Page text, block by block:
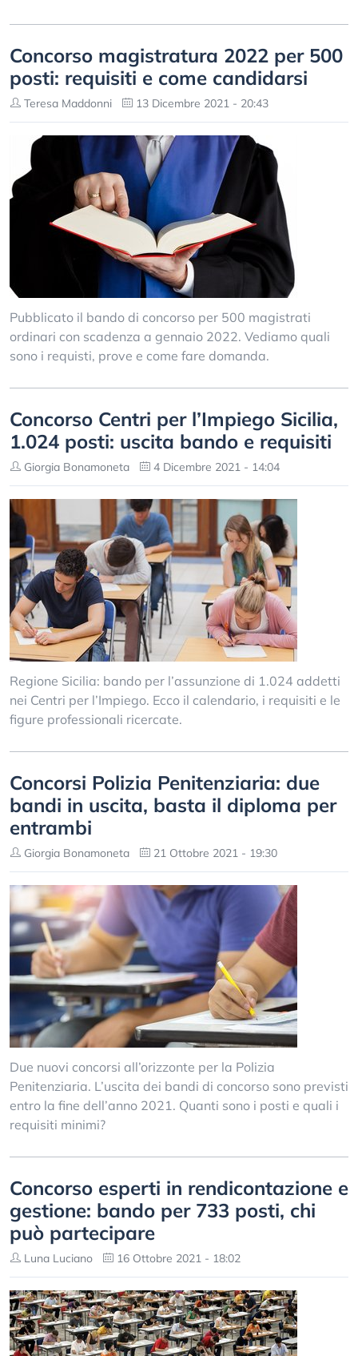
Concorso magistratura 2022 per 500
posti: requisiti e come candidarsi
Teresa Maddonni 13 Dicembre 2021 - 20:43
Pubblicato il bando di concorso per 500 magistrati
ordinari con scadenza a gennaio 2022. Vediamo quali
sono i requisti, prove e come fare domanda.
Concorso Centri per l’Impiego Sicilia,
1.024 posti: uscita bando e requisiti
Giorgia Bonamoneta 4 Dicembre 2021 - 14:04
Regione Sicilia: bando per l’assunzione di 1.024 addetti
nei Centri per l’Impiego. Ecco il calendario, i requisiti e le
figure professionali ricercate.
Concorsi Polizia Penitenziaria: due
bandi in uscita, basta il diploma per
entrambi
Giorgia Bonamoneta 21 Ottobre 2021 - 19:30
Due nuovi concorsi all’orizzonte per la Polizia
Penitenziaria. L’uscita dei bandi di concorso sono previsti
entro la fine dell’anno 2021. Quanti sono i posti e quali i
requisiti minimi?
Concorso esperti in rendicontazione e
gestione: bando per 733 posti, chi
può partecipare
Luna Luciano 16 Ottobre 2021 - 18:02